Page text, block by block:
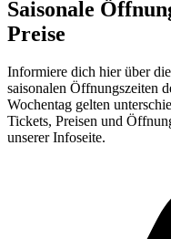
Saisonale
Preise
Informiere dich hier über
saisonalen Öffnungszeiten
Wochentag gelten
Tickets, Preisen und
unserer Infoseite.